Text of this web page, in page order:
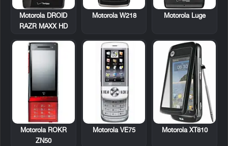
Motorola Luge
Motorola W218
Motorola DROID
RAZR MAXX HD
Motorola XT810
Motorola VE75
Motorola ROKR
ZN50